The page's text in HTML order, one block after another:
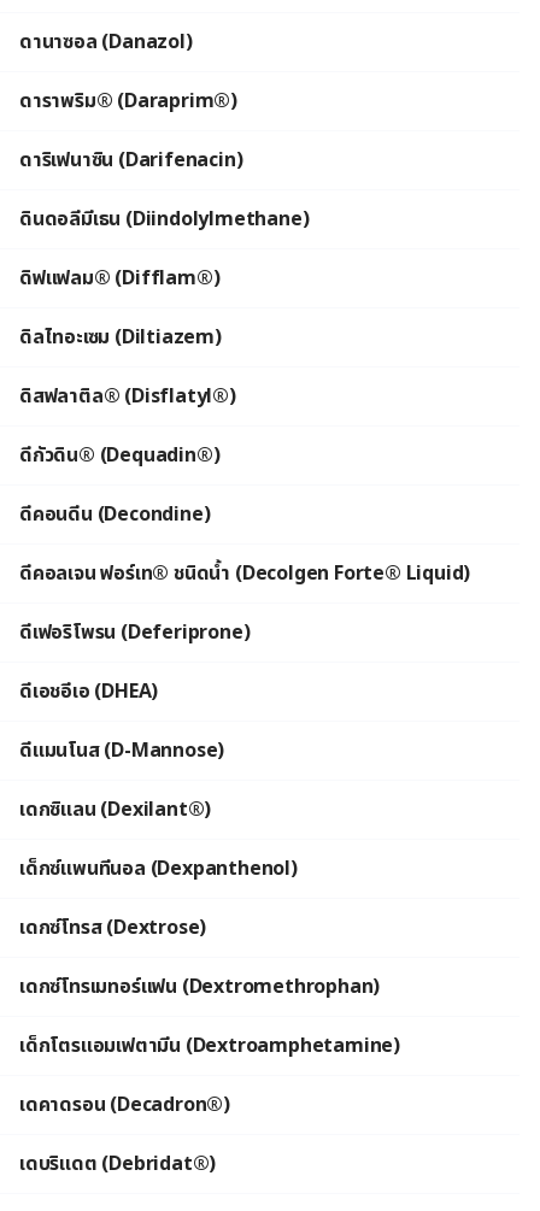
ดานาซอล (Danazol)
ดาราพริม® (Daraprim®)
ดาริเฟนาซิน (Darifenacin)
ดินดอลีมีเธน (Diindolylmethane)
ดิฟแฟลม® (Difflam®)
ดิลไทอะเซม (Diltiazem)
ดิสฟลาติล® (Disflatyl®)
ดีกัวดิน® (Dequadin®)
ดีคอนดีน (Decondine)
ดีคอลเจน ฟอร์เท® ชนิดน้ำ (Decolgen Forte® Liquid)
ดีเฟอริโพรน (Deferiprone)
ดีเอชอีเอ (DHEA)
ดีแมนโนส (D-Mannose)
เดกซิแลน (Dexilant®)
เด็กซ์แพนทีนอล (Dexpanthenol)
เดกซ์โทรส (Dextrose)
เดกซ์โทรเมทอร์แฟน (Dextromethrophan)
เด็กโตรแอมเฟตามีน (Dextroamphetamine)
เดคาดรอน (Decadron®)
เดบริแดต (Debridat®)